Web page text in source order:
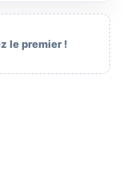
le premier !